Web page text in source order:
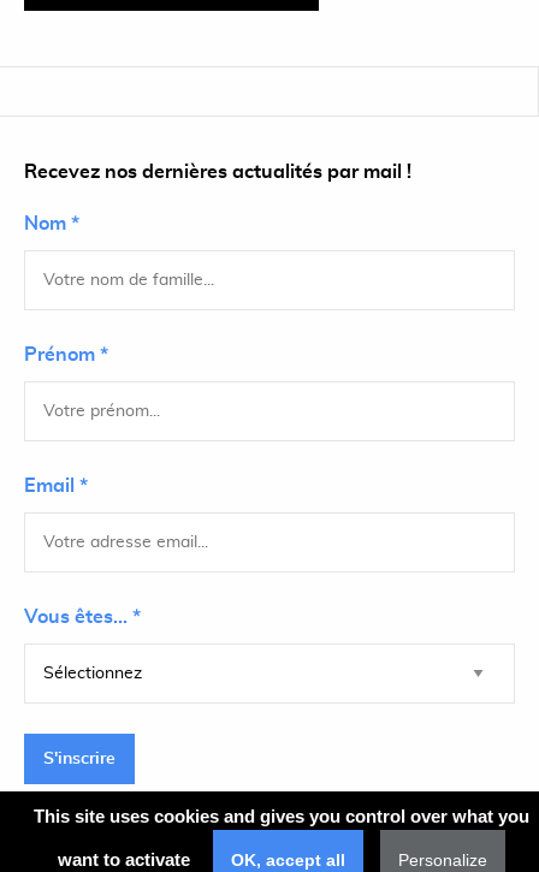
Recevez nos dernières actualités par mail !
Nom *
Prénom *
Email *
Vous êtes... *
S'inscrire
This site uses cookies and gives you control over what you
want to activate OK, accept all Personalize